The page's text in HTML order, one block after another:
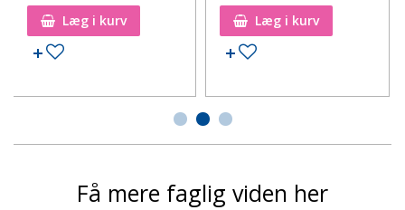
Læg i kurv
Tilføj til ønskeseddel
Læg i kurv
Tilføj til ønskeseddel
Få mere faglig viden her